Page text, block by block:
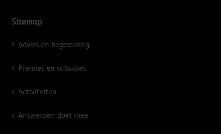
Sitemap
Advies en begeleiding
Premies en subsidies
Activiteiten
Antwerpen doet mee